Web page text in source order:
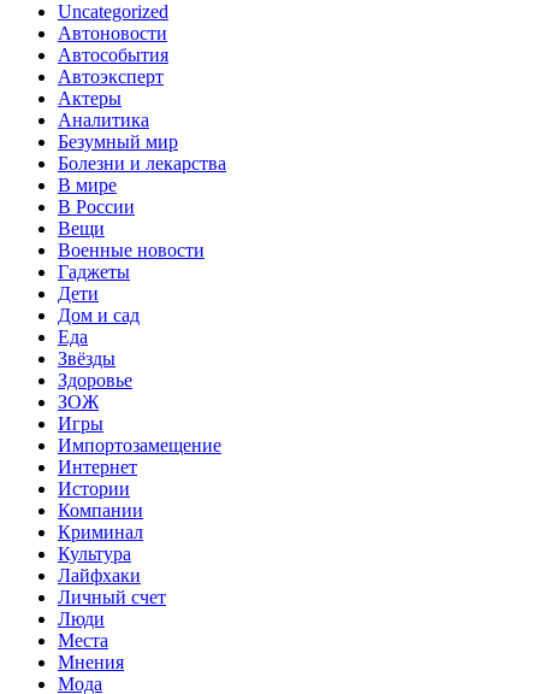
Uncategorized
Автоновости
Автособытия
Автоэксперт
Актеры
Аналитика
Безумный мир
Болезни и лекарства
В мире
В России
Вещи
Военные новости
Гаджеты
Дети
Дом и сад
Еда
Звёзды
Здоровье
ЗОЖ
Игры
Импортозамещение
Интернет
Истории
Компании
Криминал
Культура
Лайфхаки
Личный счет
Люди
Места
Мнения
Мода